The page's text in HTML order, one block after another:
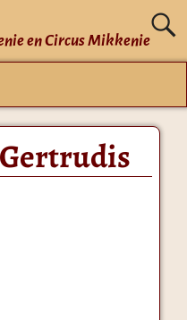
en Circus Mikkenie